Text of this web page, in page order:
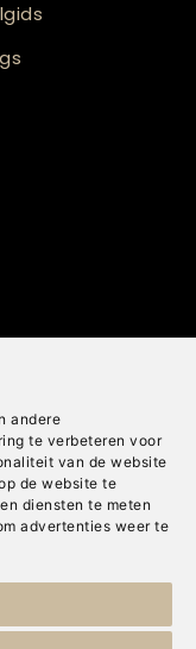
andere
te verbeteren voor
van de website
de website te
diensten te meten
advertenties weer te